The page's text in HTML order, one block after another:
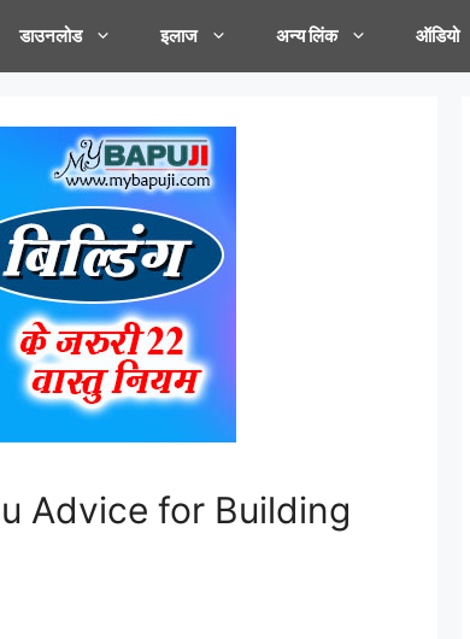
डाउनलोड इलाज अन्य लिंक ऑडियो
Advice for Building